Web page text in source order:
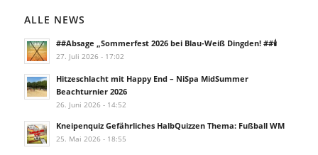
ALLE NEWS
##Absage „Sommerfest 2026 bei Blau-Weiß Dingden! ##🕯️
27. Juli 2026 - 17:02
Hitzeschlacht mit Happy End – NiSpa MidSummer
Beachturnier 2026
26. Juni 2026 - 14:52
Kneipenquiz Gefährliches HalbQuizzen Thema: Fußball WM
25. Mai 2026 - 18:55